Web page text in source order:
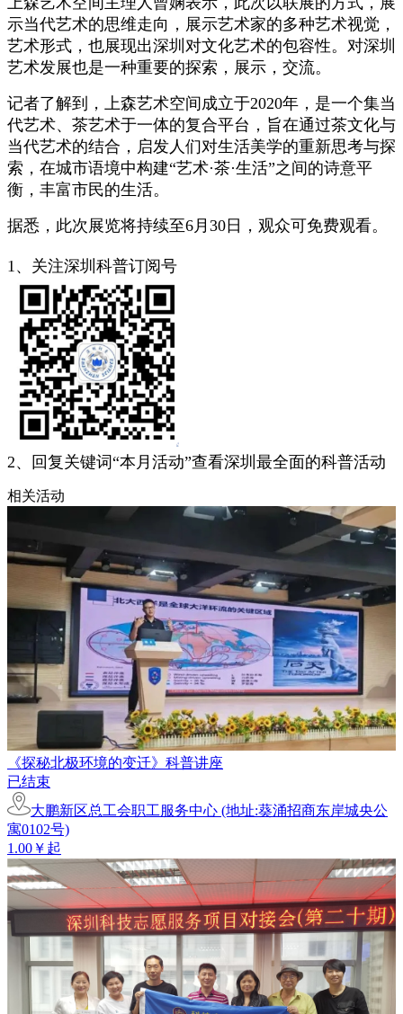
示当代艺术的思维走向，展示艺术家的多种艺术视觉，
艺术形式，也展现出深圳对文化艺术的包容性。对深圳
艺术发展也是一种重要的探索，展示，交流。
记者了解到，上森艺术空间成立于2020年，是一个集当
代艺术、茶艺术于一体的复合平台，旨在通过茶文化与
当代艺术的结合，启发人们对生活美学的重新思考与探
索，在城市语境中构建“艺术·茶·生活”之间的诗意平
衡，丰富市民的生活。
据悉，此次展览将持续至6月30日，观众可免费观看。
1、关注深圳科普订阅号
2、回复关键词“本月活动”查看深圳最全面的科普活动
相关活动
《探秘北极环境的变迁》科普讲座
已结束
大鹏新区总工会职工服务中心 (地址:葵涌招商东岸城央公
寓0102号)
1.00￥起